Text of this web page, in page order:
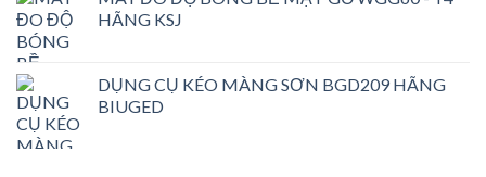
HÃNG KSJ
DỤNG CỤ KÉO MÀNG SƠN BGD209 HÃNG
BIUGED